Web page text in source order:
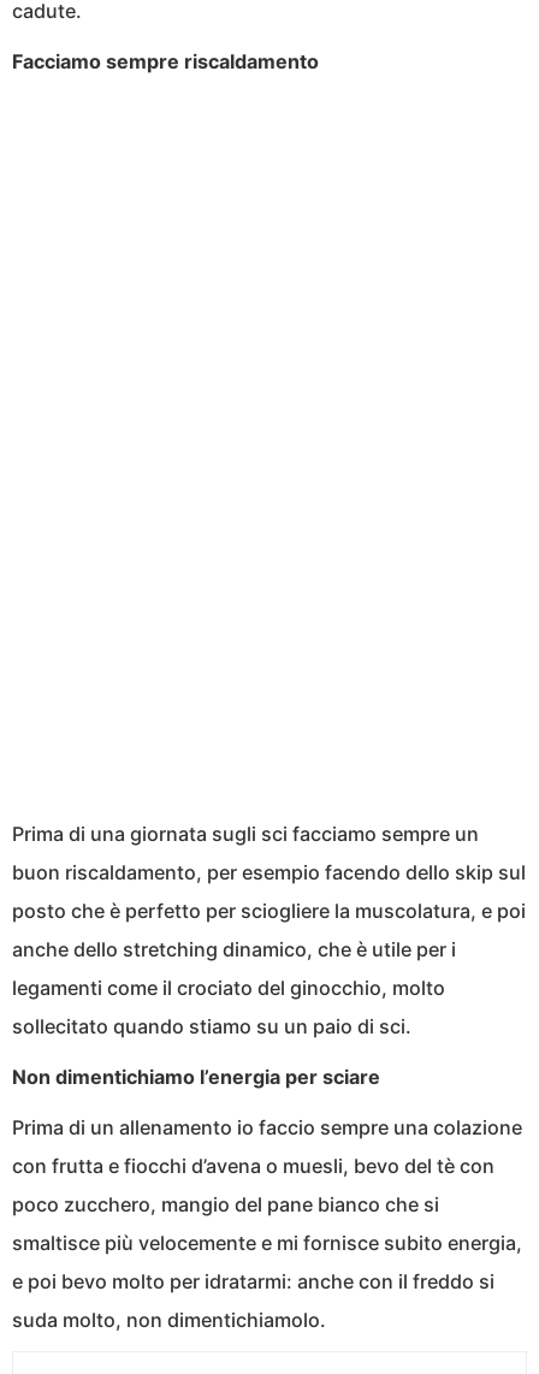
cadute.
Facciamo sempre riscaldamento
Prima di una giornata sugli sci facciamo sempre un
buon riscaldamento, per esempio facendo dello skip sul
posto che è perfetto per sciogliere la muscolatura, e poi
anche dello stretching dinamico, che è utile per i
legamenti come il crociato del ginocchio, molto
sollecitato quando stiamo su un paio di sci.
Non dimentichiamo l’energia per sciare
Prima di un allenamento io faccio sempre una colazione
con frutta e fiocchi d’avena o muesli, bevo del tè con
poco zucchero, mangio del pane bianco che si
smaltisce più velocemente e mi fornisce subito energia,
e poi bevo molto per idratarmi: anche con il freddo si
suda molto, non dimentichiamolo.